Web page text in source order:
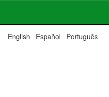
English Español Português